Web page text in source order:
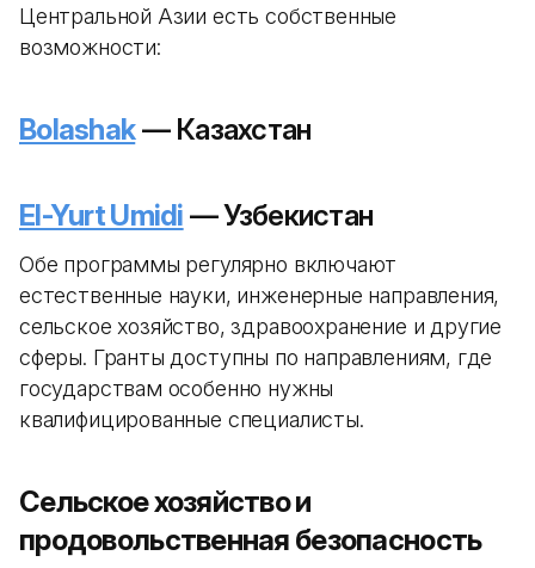
Центральной Азии есть собственные
возможности:
Bolashak— Казахстан
El-Yurt Umidi — Узбекистан
Обе программы регулярно включают
естественные науки, инженерные направления,
сельское хозяйство, здравоохранение и другие
сферы. Гранты доступны по направлениям, где
государствам особенно нужны
квалифицированные специалисты.
Сельское хозяйство и
продовольственная безопасность